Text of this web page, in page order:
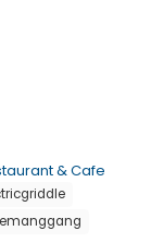
& Cafe